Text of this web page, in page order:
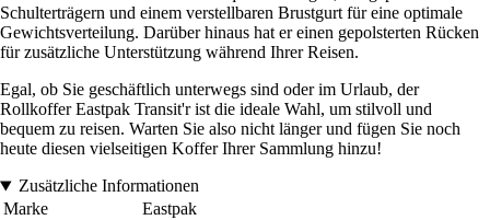
Schulterträgern und einem verstellbaren Brustgurt für eine optimale
Gewichtsverteilung. Darüber hinaus hat er einen gepolsterten Rücken
für zusätzliche Unterstützung während Ihrer Reisen.
Egal, ob Sie geschäftlich unterwegs sind oder im Urlaub, der
Rollkoffer Eastpak Transit'r ist die ideale Wahl, um stilvoll und
bequem zu reisen. Warten Sie also nicht länger und fügen Sie noch
heute diesen vielseitigen Koffer Ihrer Sammlung hinzu!
Zusätzliche Informationen
Marke
Eastpak